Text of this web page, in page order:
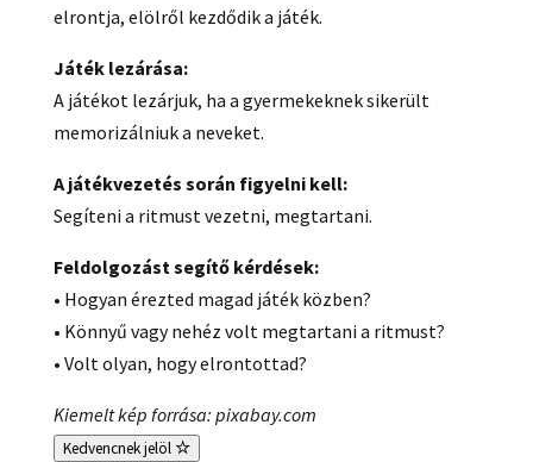
elrontja, elölről kezdődik a játék.
Játék lezárása:
A játékot lezárjuk, ha a gyermekeknek sikerült
memorizálniuk a neveket.
A játékvezetés során figyelni kell:
Segíteni a ritmust vezetni, megtartani.
Feldolgozást segítő kérdések:
• Hogyan érezted magad játék közben?
• Könnyű vagy nehéz volt megtartani a ritmust?
• Volt olyan, hogy elrontottad?
Kiemelt kép forrása: pixabay.com
Kedvencnek jelöl